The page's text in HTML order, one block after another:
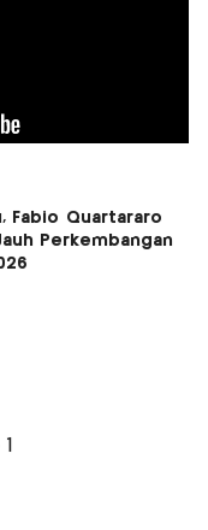
Fabio Quartararo
Perkembangan